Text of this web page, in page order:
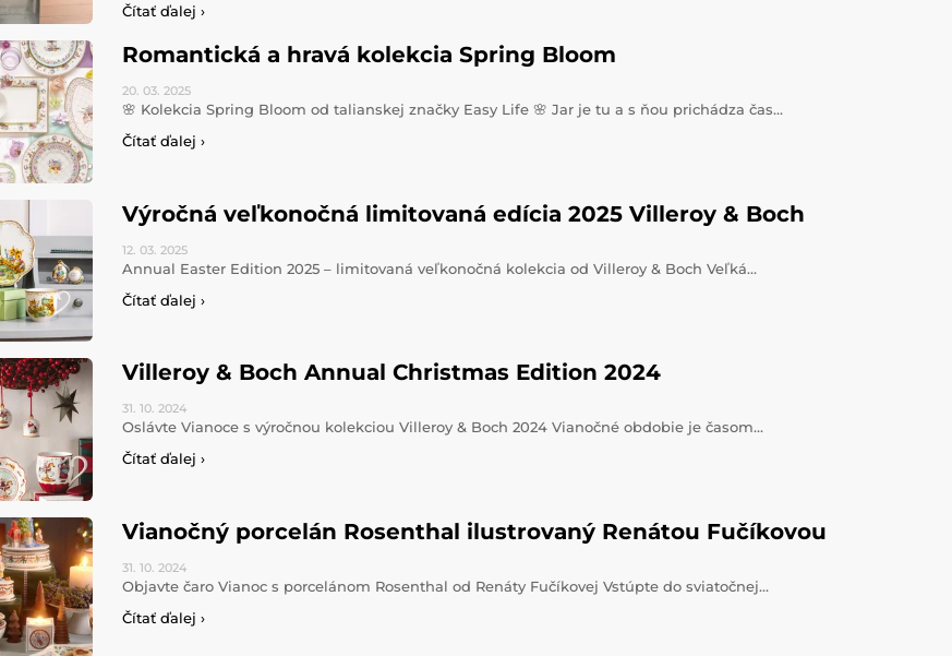
Čítať ďalej ›
Romantická a hravá kolekcia Spring Bloom
20. 03. 2025
🌸 Kolekcia Spring Bloom od talianskej značky Easy Life 🌸 Jar je tu a s ňou prichádza čas…
Čítať ďalej ›
Výročná veľkonočná limitovaná edícia 2025 Villeroy & Boch
12. 03. 2025
Annual Easter Edition 2025 – limitovaná veľkonočná kolekcia od Villeroy & Boch Veľká…
Čítať ďalej ›
Villeroy & Boch Annual Christmas Edition 2024
31. 10. 2024
Oslávte Vianoce s výročnou kolekciou Villeroy & Boch 2024 Vianočné obdobie je časom…
Čítať ďalej ›
Vianočný porcelán Rosenthal ilustrovaný Renátou Fučíkovou
31. 10. 2024
Objavte čaro Vianoc s porcelánom Rosenthal od Renáty Fučíkovej Vstúpte do sviatočnej…
Čítať ďalej ›